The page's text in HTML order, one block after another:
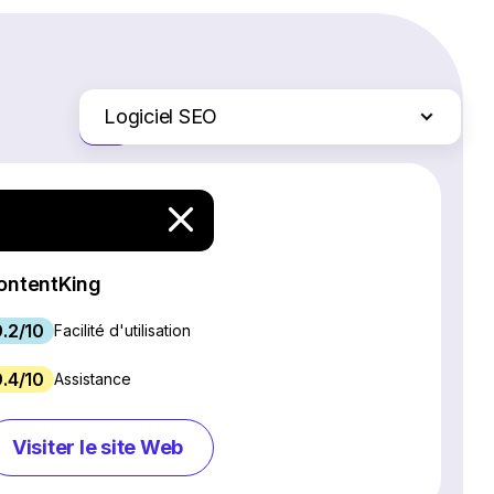
Logiciel SEO
Logiciel de webinaires
Plateformes d'e-commerce
Gestion des réseaux sociaux
Chat en direct et chatbots
Juste les différences
10 Facilité d'utilisation
10 Assistance
Visiter le site Web